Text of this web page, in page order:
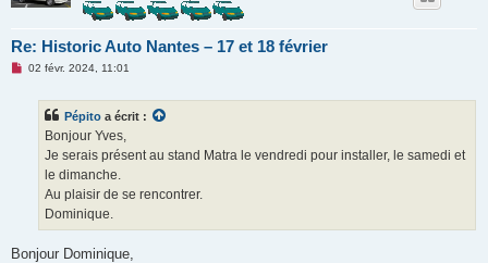
Re: Historic Auto Nantes – 17 et 18 février
M02 févr. 2024, 11:01
Pépito a écrit :
Bonjour Yves,
Je serais présent au stand Matra le vendredi pour installer, le samedi et
le dimanche.
Au plaisir de se rencontrer.
Dominique.
Bonjour Dominique,